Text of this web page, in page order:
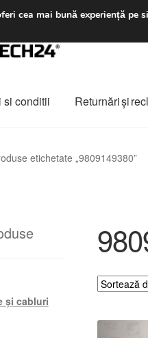
lei
si conditii Returnări şi
etichetate „9809149380”
și cabluri
cea mai bună experiență pe